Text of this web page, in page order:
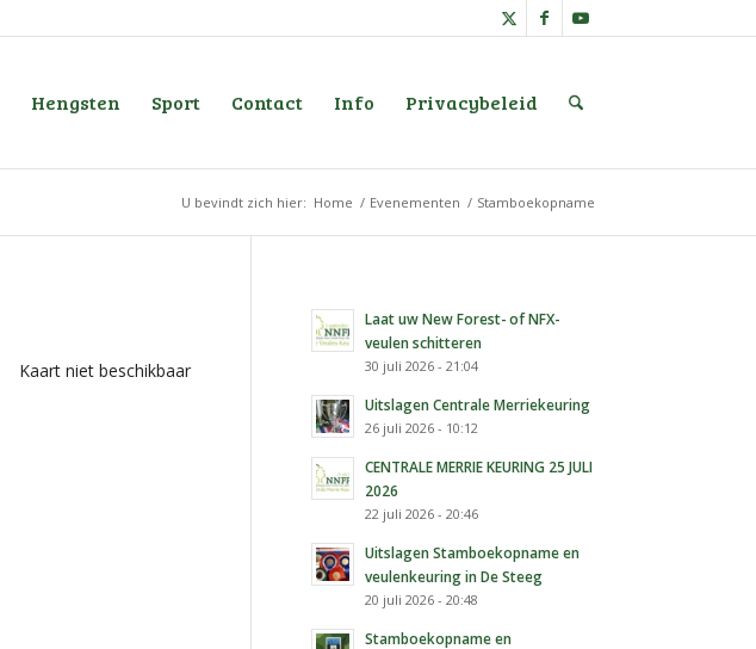
Hengsten Sport Contact Info Privacybeleid
U bevindt zich hier: Home / Evenementen / Stamboekopname
Kaart niet beschikbaar
Laat uw New Forest- of NFX-
veulen schitteren
30 juli 2026 - 21:04
Uitslagen Centrale Merriekeuring
26 juli 2026 - 10:12
CENTRALE MERRIE KEURING 25 JULI
2026
22 juli 2026 - 20:46
Uitslagen Stamboekopname en
veulenkeuring in De Steeg
20 juli 2026 - 20:48
Stamboekopname en